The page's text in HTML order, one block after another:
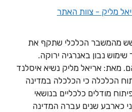
מליק - צוות האתר
מהמשבר הכלכלי שתקף את
נבון באנרגיה ירוקה.
מאת: אריאל מליק נשיא איסלנד
הכלכלה כי הכלכלה במדינה
מודלים כלכליים בנושאי
כארבע שנים עברה המדינה